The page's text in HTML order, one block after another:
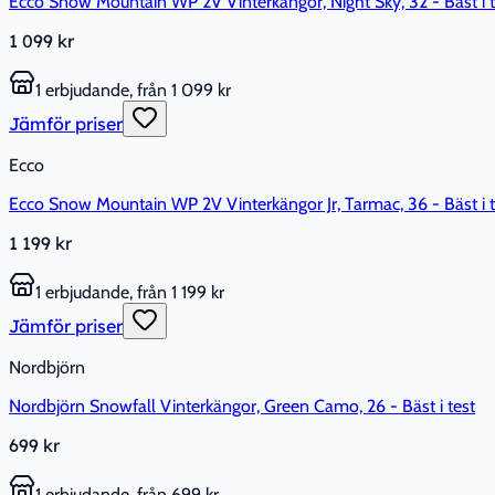
1 099 kr
1 erbjudande, från 1 099 kr
Jämför priser
Ecco
Ecco Snow Mountain WP 2V Vinterkängor Jr, Tarmac, 36 - Bäst i
1 199 kr
1 erbjudande, från 1 199 kr
Jämför priser
Nordbjörn
Nordbjörn Snowfall Vinterkängor, Green Camo, 26 - Bäst i test
699 kr